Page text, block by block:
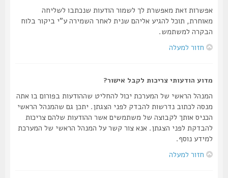
אפשרות זאת מאפשרת לך לשמור הודעות שנכתבו לשליחה
מאוחרת, תוכל להגיע אליהם שנית לאחר השמירה ע"י ביקור בלוח
הבקרה למשתמש.
חזור למעלה
מדוע הודעותי צריכות לקבל אישור?
המנהל הראשי של המערכת יכול להחליט שההודעות בפורום בו אתה
מנסה לכתוב נדרשות להבדק לפני הצגתן. יתכן גם שהמנהל הראשי
הכניס אותך לקבוצה של משתמשים אשר ההודעות שלהם צריכות
להבדקת לפני הצגתן. אנא צור קשר על המנהל הראשי של המערכת
למידע נוסף.
חזור למעלה